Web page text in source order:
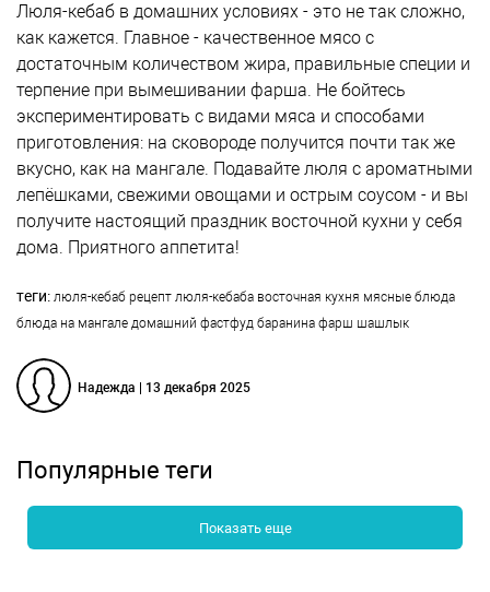
Люля-кебаб в домашних условиях - это не так сложно,
как кажется. Главное - качественное мясо с
достаточным количеством жира, правильные специи и
терпение при вымешивании фарша. Не бойтесь
экспериментировать с видами мяса и способами
приготовления: на сковороде получится почти так же
вкусно, как на мангале. Подавайте люля с ароматными
лепёшками, свежими овощами и острым соусом - и вы
получите настоящий праздник восточной кухни у себя
дома. Приятного аппетита!
теги: люля-кебаб рецепт люля-кебаба восточная кухня мясные блюда
блюда на мангале домашний фастфуд баранина фарш шашлык
Надежда | 13 декабря 2025
Популярные теги
Показать еще